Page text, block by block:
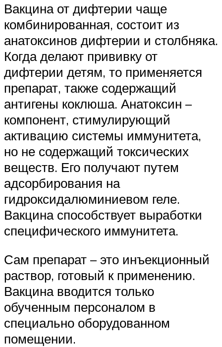
Вакцина от дифтерии чаще
комбинированная, состоит из
анатоксинов дифтерии и столбняка.
Когда делают прививку от
дифтерии детям, то применяется
препарат, также содержащий
антигены коклюша. Анатоксин –
компонент, стимулирующий
активацию системы иммунитета,
но не содержащий токсических
веществ. Его получают путем
адсорбирования на
гидроксидалюминиевом геле.
Вакцина способствует выработки
специфического иммунитета.
Сам препарат – это инъекционный
раствор, готовый к применению.
Вакцина вводится только
обученным персоналом в
специально оборудованном
помещении.